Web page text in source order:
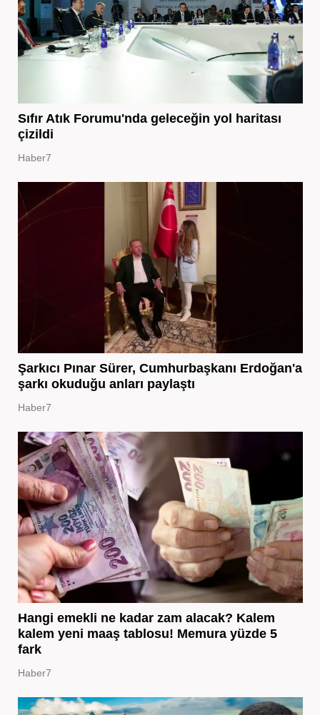
Sıfır Atık Forumu'nda geleceğin yol haritası
çizildi
Haber7
Şarkıcı Pınar Sürer, Cumhurbaşkanı Erdoğan'a
şarkı okuduğu anları paylaştı
Haber7
Hangi emekli ne kadar zam alacak? Kalem
kalem yeni maaş tablosu! Memura yüzde 5
fark
Haber7